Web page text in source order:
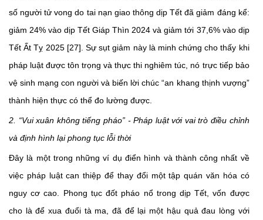
số người tử vong do tai nạn giao thông dịp Tết đã giảm đáng kể:
giảm 24% vào dịp Tết Giáp Thìn 2024 và giảm tới 37,6% vào dịp
Tết Ất Tỵ 2025 [27]. Sự sụt giảm này là minh chứng cho thấy khi
pháp luật được tôn trọng và thực thi nghiêm túc, nó trực tiếp bảo
vệ sinh mạng con người và biến lời chúc “an khang thịnh vượng”
thành hiện thực có thể đo lường được.
2. “Vui xuân không tiếng pháo” - Pháp luật với vai trò điều chỉnh
và định hình lại phong tục lỗi thời
Đây là một trong những ví dụ điển hình và thành công nhất về
việc pháp luật can thiệp để thay đổi một tập quán văn hóa có
nguy cơ cao. Phong tục đốt pháo nổ trong dịp Tết, vốn được
cho là để xua đuổi tà ma, đã để lại một hậu quả đau lòng với